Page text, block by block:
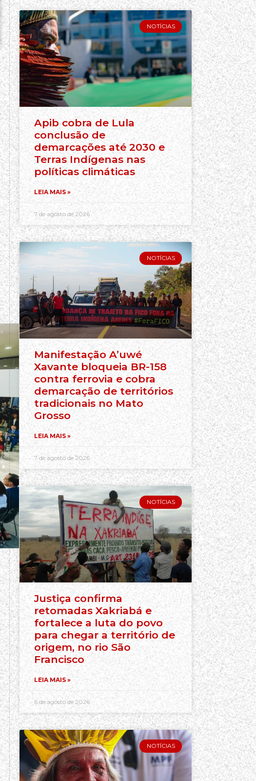
NOTÍCIAS
Apib cobra de Lula
conclusão de
demarcações até 2030 e
Terras Indígenas nas
políticas climáticas
LEIA MAIS »
7 de agosto de 2026
NOTÍCIAS
Manifestação A’uwé
Xavante bloqueia BR-158
contra ferrovia e cobra
demarcação de territórios
tradicionais no Mato
Grosso
LEIA MAIS »
7 de agosto de 2026
NOTÍCIAS
Justiça confirma
retomadas Xakriabá e
fortalece a luta do povo
para chegar a território de
origem, no rio São
Francisco
LEIA MAIS »
6 de agosto de 2026
NOTÍCIAS